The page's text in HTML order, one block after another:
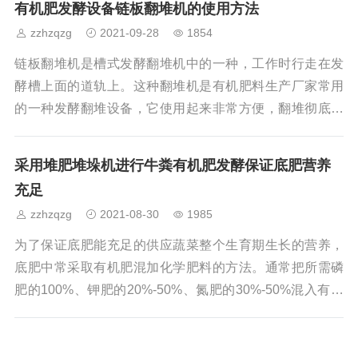
应用于污泥垃圾厂、复混肥厂、有机肥厂、园艺场以及双
孢菇种植厂等的发酵腐熟和去除水分作业。适用于好氧发
酵，效率高、运行平稳、坚固耐用、翻抛均匀。自走式有
机肥翻堆机特点：1、自走式翻堆机是用于大面积的猪粪或
其他有机肥物料的堆肥，将有机肥物料堆放成条垛形状
有机肥发酵设备链板翻堆机的使用方法
zzhzqzg 2021-09-28 1854
链板翻堆机是槽式发酵翻堆机中的一种，工作时行走在发
酵槽上面的道轨上。这种翻堆机是有机肥料生产厂家常用
的一种发酵翻堆设备，它使用起来非常方便，翻堆彻底，
设备厂就这种设备的使用方法作以简单介绍，希望对大家
有所帮助。首先我们看一下链板翻堆机的主体结构，它的
工作主体部分类似一个刮板式输送机，工作时把物料从一
个位置输送到另一个位置，使物料重新堆放从而完成物料
的翻堆工作。链板翻堆机的链板部分由液压系统控制，工
采用堆肥堆垛机进行牛粪有机肥发酵保证底肥营养
充足
zzhzqzg 2021-08-30 1985
为了保证底肥能充足的供应蔬菜整个生育期生长的营养，
底肥中常采取有机肥混加化学肥料的方法。通常把所需磷
肥的100%、钾肥的20%-50%、氮肥的30%-50%混入有机